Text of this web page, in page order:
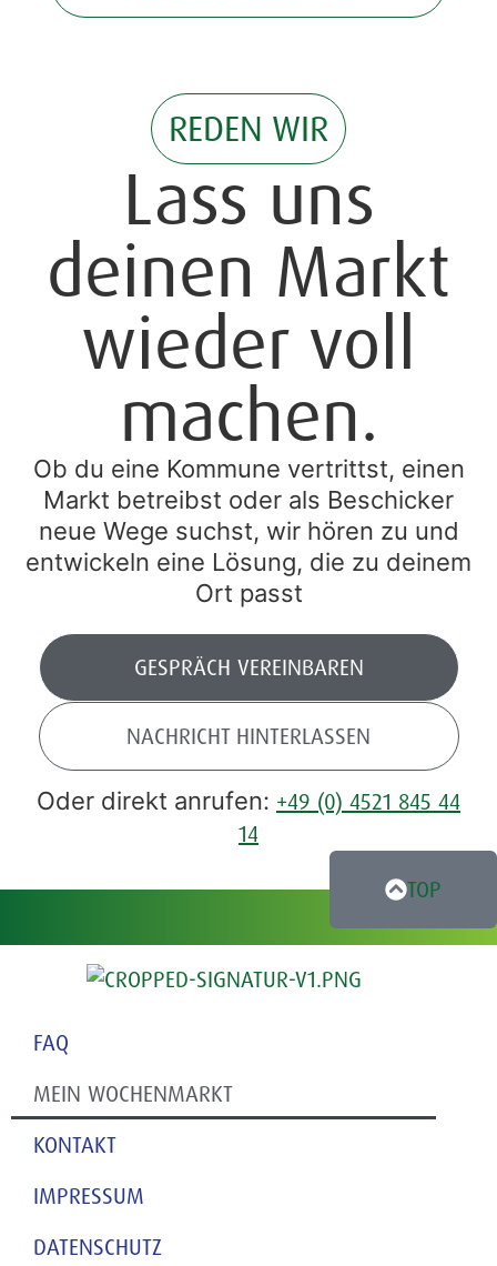
REDEN WIR
Lass uns
deinen Markt
wieder voll
machen.
Ob du eine Kommune vertrittst, einen
Markt betreibst oder als Beschicker
neue Wege suchst, wir hören zu und
entwickeln eine Lösung, die zu deinem
Ort passt
GESPRÄCH VEREINBAREN
NACHRICHT HINTERLASSEN
Oder direkt anrufen: +49 (0) 4521 845 44
14
TOP
FAQ
MEIN WOCHENMARKT
KONTAKT
IMPRESSUM
DATENSCHUTZ